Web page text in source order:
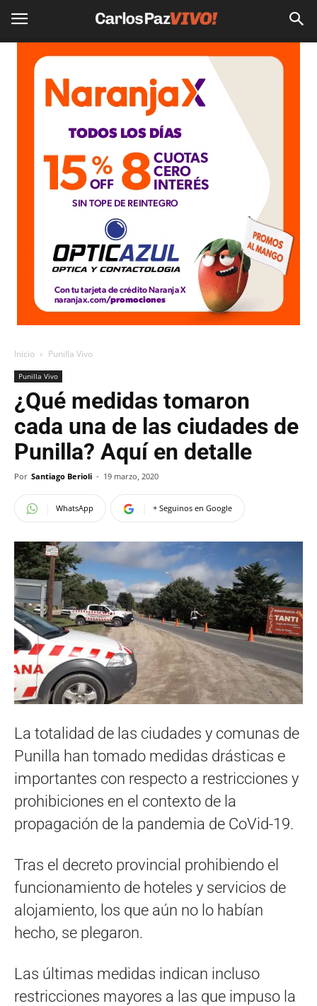
Inicio Punilla Vivo
Punilla Vivo
¿Qué medidas tomaron
cada una de las ciudades de
Punilla? Aquí en detalle
Por Santiago Berioli - 19 marzo, 2020
WhatsApp + Seguinos en Google
La totalidad de las ciudades y comunas de
Punilla han tomado medidas drásticas e
importantes con respecto a restricciones y
prohibiciones en el contexto de la
propagación de la pandemia de CoVid-19.
Tras el decreto provincial prohibiendo el
funcionamiento de hoteles y servicios de
alojamiento, los que aún no lo habían
hecho, se plegaron.
Las últimas medidas indican incluso
restricciones mayores a las que impuso la